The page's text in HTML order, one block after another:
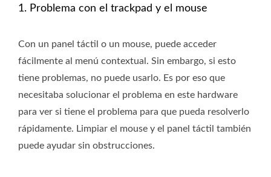
1. Problema con el trackpad y el mouse
Con un panel táctil o un mouse, puede acceder
fácilmente al menú contextual. Sin embargo, si esto
tiene problemas, no puede usarlo. Es por eso que
necesitaba solucionar el problema en este hardware
para ver si tiene el problema para que pueda resolverlo
rápidamente. Limpiar el mouse y el panel táctil también
puede ayudar sin obstrucciones.